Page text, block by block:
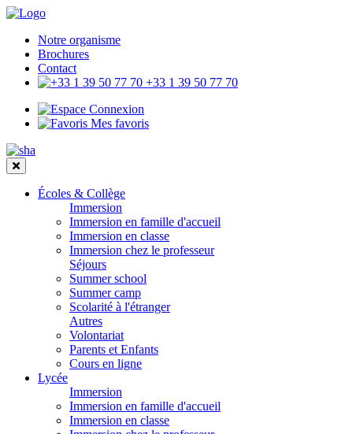
Notre organisme
Brochures
Contact
+33 1 39 50 77 70
Connexion
Mes favoris
Écoles & Collège
Immersion
Immersion en famille d'accueil
Immersion en classe
Immersion chez le professeur
Séjours
Summer school
Summer camp
Scolarité à l'étranger
Autres
Volontariat
Parents et Enfants
Cours en ligne
Lycée
Immersion
Immersion en famille d'accueil
Immersion en classe